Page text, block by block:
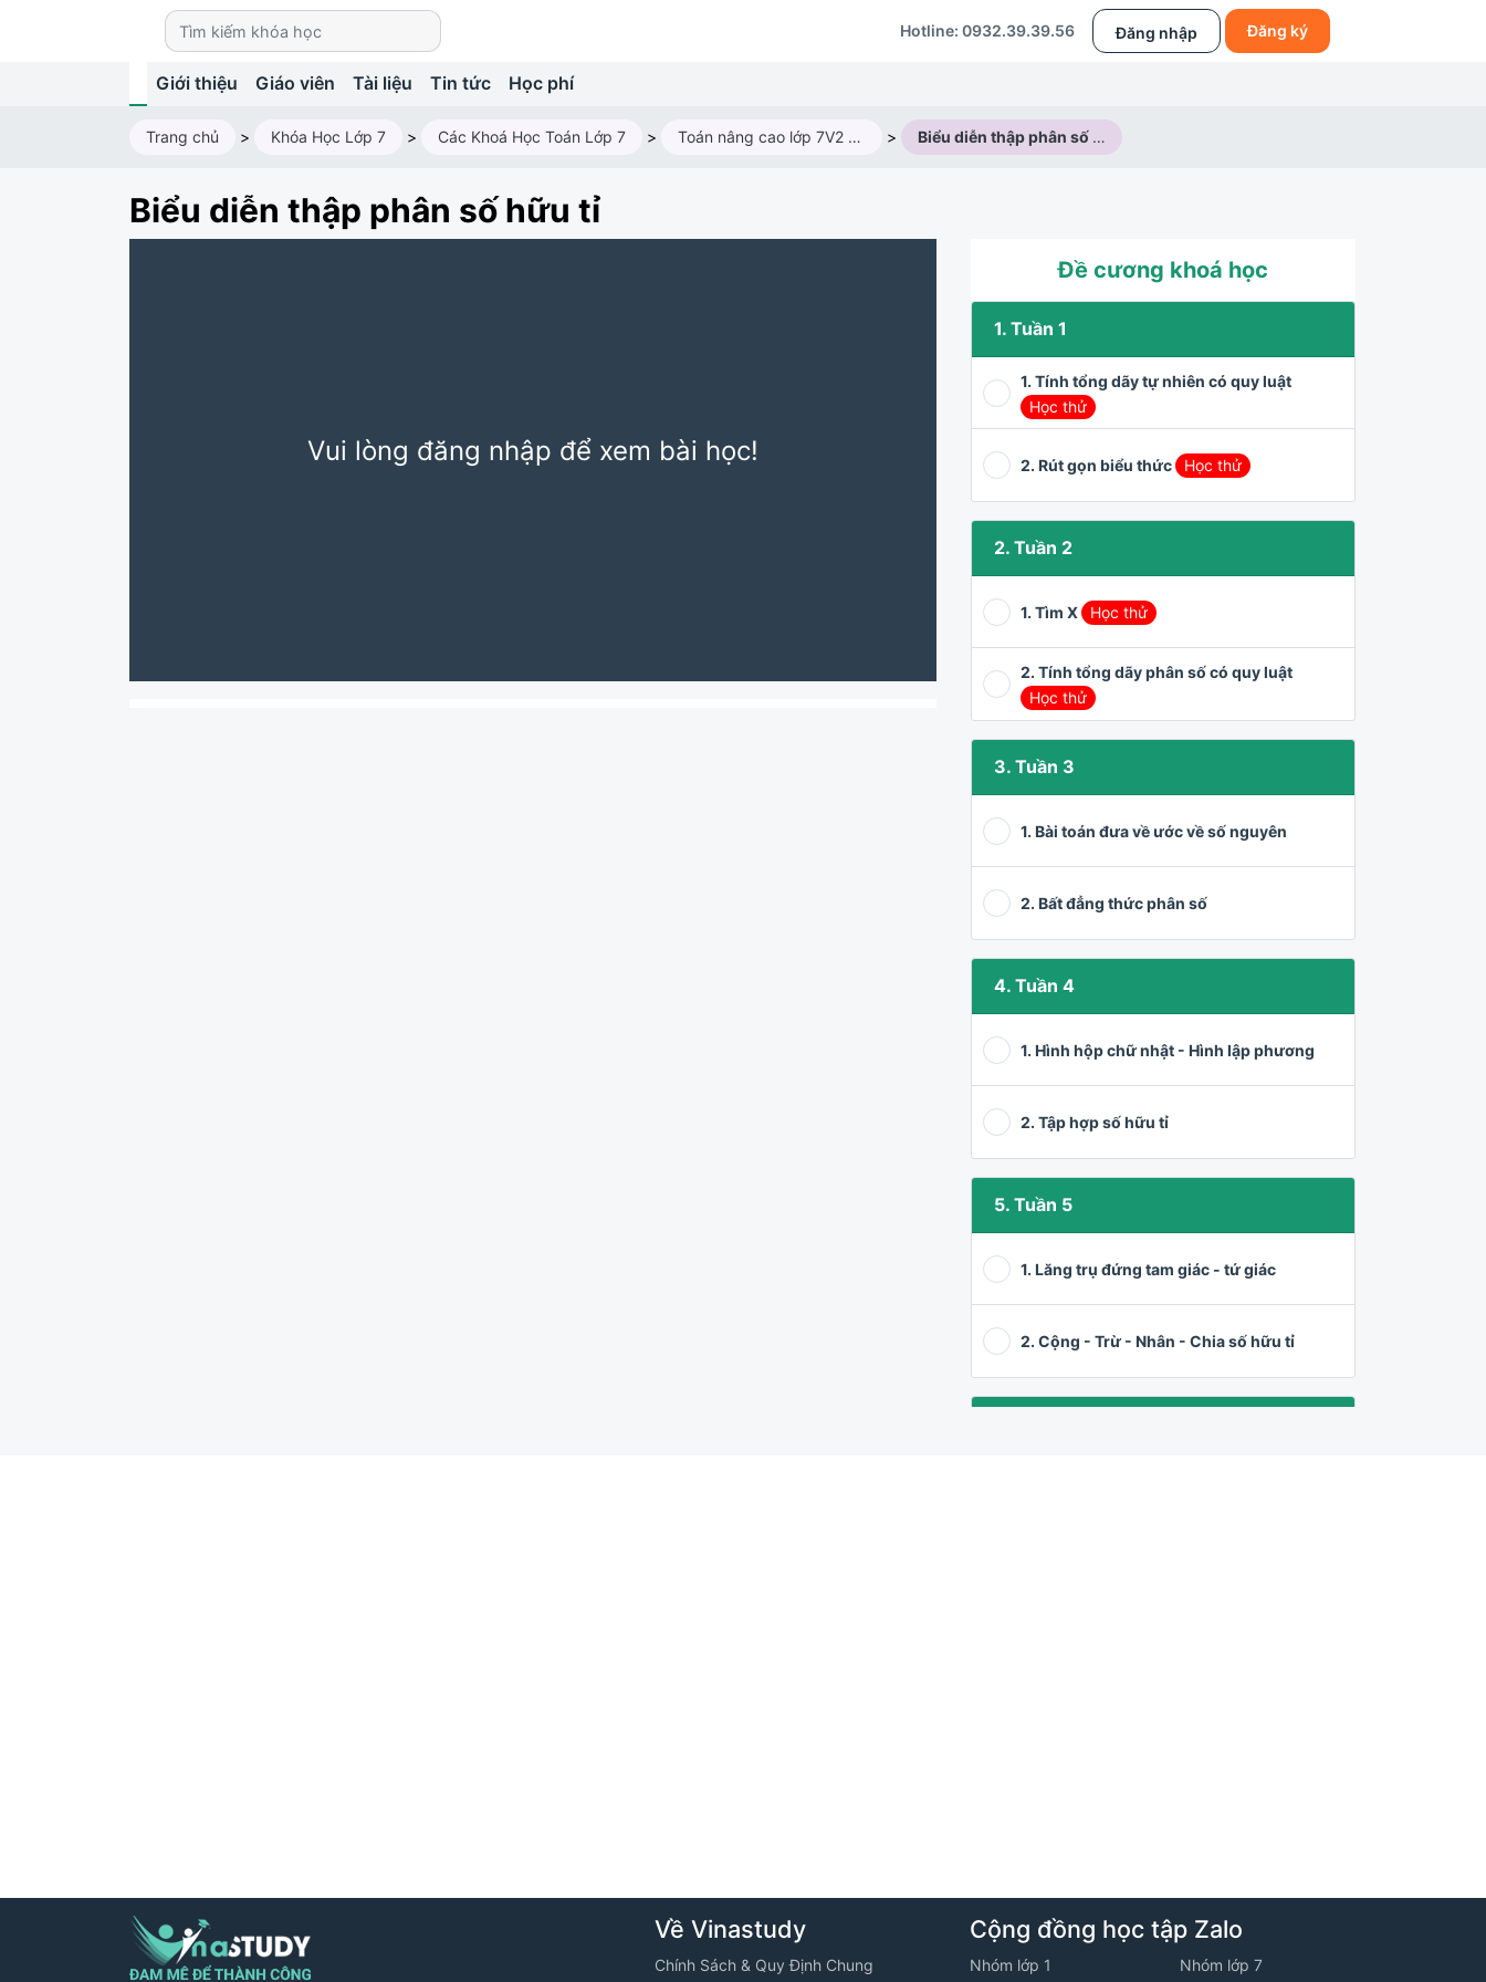
Hotline: 0932.39.39.56 Đăng nhập Đăng ký
Giới thiệu Giáo viên Tài liệu Tin tức Học phí
Trang chủ > Khóa Học Lớp 7 > Các Khoá Học Toán Lớp 7 > Toán nâng cao lớp 7V2 (Năm học 2024 - 2025) > Biểu diễn thập phân số hữu tỉ
Biểu diễn thập phân số hữu tỉ
Vui lòng đăng nhập để xem bài học!
Đề cương khoá học
1. Tuần 1
1. Tính tổng dãy tự nhiên có quy luật
Học thử
2. Rút gọn biểu thức Học thử
2. Tuần 2
1. Tìm X Học thử
2. Tính tổng dãy phân số có quy luật
Học thử
3. Tuần 3
1. Bài toán đưa về ước về số nguyên
2. Bất đẳng thức phân số
4. Tuần 4
1. Hình hộp chữ nhật - Hình lập phương
2. Tập hợp số hữu tỉ
5. Tuần 5
1. Lăng trụ đứng tam giác - tứ giác
2. Cộng - Trừ - Nhân - Chia số hữu tỉ
1. Hai đường thẳng song song - Tiên đề
Euclid + Thứ tự thực hiện phép tính - Quy
tắc dấu ngoặc
Về Vinastudy
Chính Sách & Quy Định Chung
Cộng đồng học tập Zalo
Nhóm lớp 1 Nhóm lớp 7